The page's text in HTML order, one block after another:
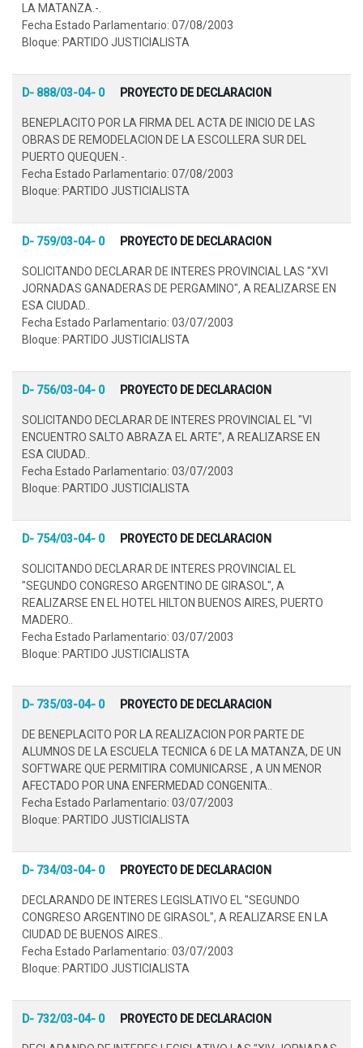
LA MATANZA.-.
Fecha Estado Parlamentario: 07/08/2003
Bloque: PARTIDO JUSTICIALISTA
D- 888/03-04- 0 PROYECTO DE DECLARACION
BENEPLACITO POR LA FIRMA DEL ACTA DE INICIO DE LAS
OBRAS DE REMODELACION DE LA ESCOLLERA SUR DEL
PUERTO QUEQUEN.-.
Fecha Estado Parlamentario: 07/08/2003
Bloque: PARTIDO JUSTICIALISTA
D- 759/03-04- 0 PROYECTO DE DECLARACION
SOLICITANDO DECLARAR DE INTERES PROVINCIAL LAS "XVI
JORNADAS GANADERAS DE PERGAMINO", A REALIZARSE EN
ESA CIUDAD..
Fecha Estado Parlamentario: 03/07/2003
Bloque: PARTIDO JUSTICIALISTA
D- 756/03-04- 0 PROYECTO DE DECLARACION
SOLICITANDO DECLARAR DE INTERES PROVINCIAL EL "VI
ENCUENTRO SALTO ABRAZA EL ARTE", A REALIZARSE EN
ESA CIUDAD..
Fecha Estado Parlamentario: 03/07/2003
Bloque: PARTIDO JUSTICIALISTA
D- 754/03-04- 0 PROYECTO DE DECLARACION
SOLICITANDO DECLARAR DE INTERES PROVINCIAL EL
"SEGUNDO CONGRESO ARGENTINO DE GIRASOL", A
REALIZARSE EN EL HOTEL HILTON BUENOS AIRES, PUERTO
MADERO..
Fecha Estado Parlamentario: 03/07/2003
Bloque: PARTIDO JUSTICIALISTA
D- 735/03-04- 0 PROYECTO DE DECLARACION
DE BENEPLACITO POR LA REALIZACION POR PARTE DE
ALUMNOS DE LA ESCUELA TECNICA 6 DE LA MATANZA, DE UN
SOFTWARE QUE PERMITIRA COMUNICARSE , A UN MENOR
AFECTADO POR UNA ENFERMEDAD CONGENITA..
Fecha Estado Parlamentario: 03/07/2003
Bloque: PARTIDO JUSTICIALISTA
D- 734/03-04- 0 PROYECTO DE DECLARACION
DECLARANDO DE INTERES LEGISLATIVO EL "SEGUNDO
CONGRESO ARGENTINO DE GIRASOL", A REALIZARSE EN LA
CIUDAD DE BUENOS AIRES..
Fecha Estado Parlamentario: 03/07/2003
Bloque: PARTIDO JUSTICIALISTA
D- 732/03-04- 0 PROYECTO DE DECLARACION